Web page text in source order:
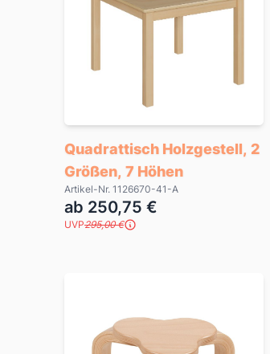
Quadrattisch Holzgestell, 2
Größen, 7 Höhen
Artikel-Nr. 1126670-41-A
ab 250,75 €
UVP295,00 €